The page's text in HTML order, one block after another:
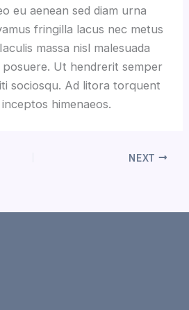
eu aenean sed diam urna
fringilla lacus nec metus
massa nisl malesuada
Ut hendrerit semper
sociosqu. Ad litora torquent
himenaeos.
NEXT